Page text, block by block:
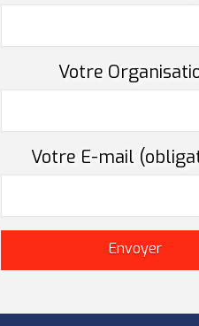
Votre
Votre E-mail